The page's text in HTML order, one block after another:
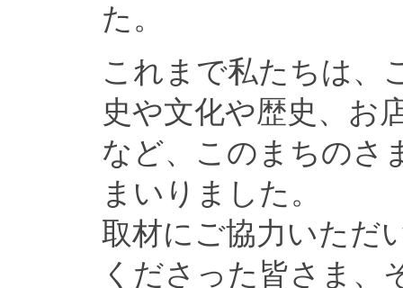
た。
これまで私たちは、
史や文化や歴史、お
など、このまちのさ
まいりました。
取材にご協力いただ
くださった皆さま、